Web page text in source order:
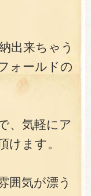
出来ちゃう
ォールドの
、気軽にア
けます。
囲気が漂う